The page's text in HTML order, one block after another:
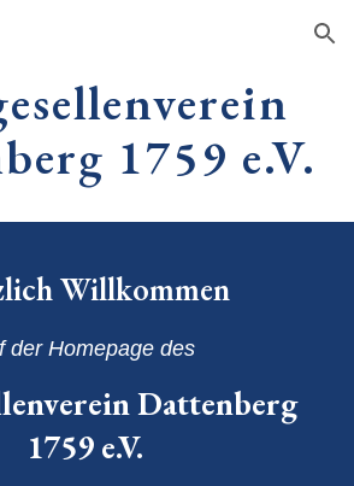
Skip to navigation
1759 e.V.
Willkommen
der Homepage des
Dattenberg
1759 e.V.